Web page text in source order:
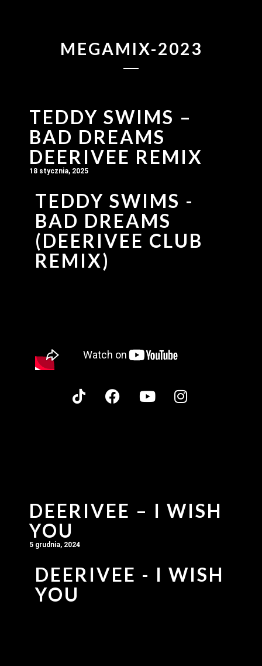
MEGAMIX-2023
TEDDY SWIMS –
BAD DREAMS
DEERIVEE REMIX
18 stycznia, 2025
TEDDY SWIMS -
BAD DREAMS
(DEERIVEE CLUB
REMIX)
DEERIVEE – I WISH
YOU
5 grudnia, 2024
DEERIVEE - I WISH
YOU